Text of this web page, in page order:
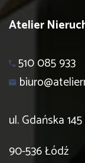
Atelier
510 085 933
ul. Gdańska 145
90-536 Łódź